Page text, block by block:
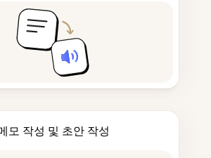
모 작성 및 초안 작성